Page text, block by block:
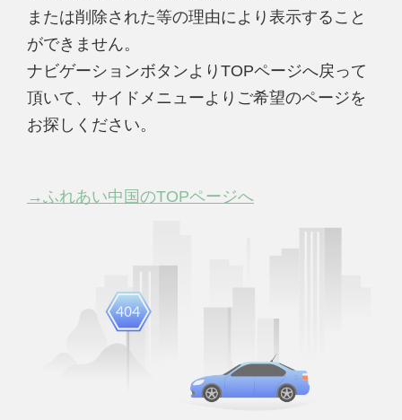
または削除された等の理由により表示すること
ができません。
ナビゲーションボタンよりTOPページへ戻って
頂いて、サイドメニューよりご希望のページを
お探しください。
→ふれあい中国のTOPページへ